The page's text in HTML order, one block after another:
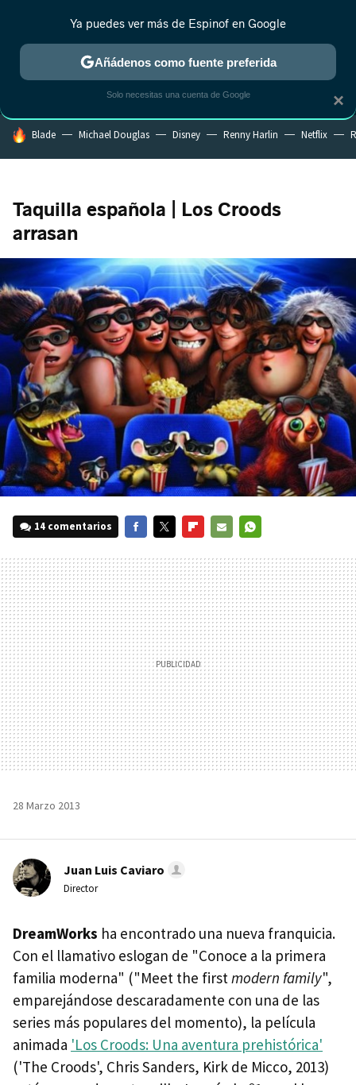
MENÚ NUEVO
ESTRENOS REALITY ANIME RANKINGS CINE
HOY SE HABLA DE
Blade Michael Douglas Disney Renny Harlin Netflix
Taquilla española | Los Croods
arrasan
14 comentarios
MAIL
28 Marzo 2013
Juan Luis Caviaro
Director
DreamWorks ha encontrado una nueva franquicia.
Con el llamativo eslogan de "Conoce a la primera
familia moderna" ("Meet the first modern family",
emparejándose descaradamente con una de las
series más populares del momento), la película
animada 'Los Croods: Una aventura prehistórica'
('The Croods', Chris Sanders, Kirk de Micco, 2013)
×
Ya puedes ver más de Espinof en Google
Añádenos como fuente preferida
Solo necesitas una cuenta de Google